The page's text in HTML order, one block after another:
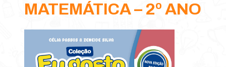
MATEMÁTICA – 2º ANO